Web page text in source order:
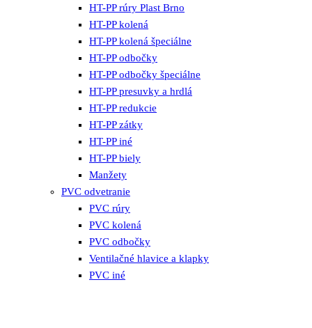
HT-PP rúry Plast Brno
HT-PP kolená
HT-PP kolená špeciálne
HT-PP odbočky
HT-PP odbočky špeciálne
HT-PP presuvky a hrdlá
HT-PP redukcie
HT-PP zátky
HT-PP iné
HT-PP biely
Manžety
PVC odvetranie
PVC rúry
PVC kolená
PVC odbočky
Ventilačné hlavice a klapky
PVC iné